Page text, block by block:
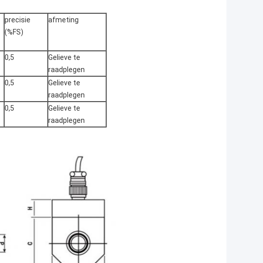
precisie
(%FS)
afmeting
0,5
Gelieve te
raadplegen
0,5
Gelieve te
raadplegen
0,5
Gelieve te
raadplegen